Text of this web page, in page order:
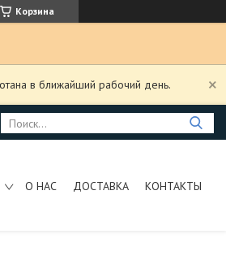
Корзина
в ближайший рабочий день.
О НАС ДОСТАВКА КОНТАКТЫ